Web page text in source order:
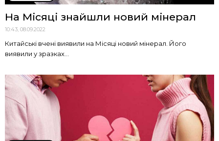
На Місяці знайшли новий мінерал
10:43, 08.09.2022
Китайські вчені виявили на Місяці новий мінерал. Його
виявили у зразках...